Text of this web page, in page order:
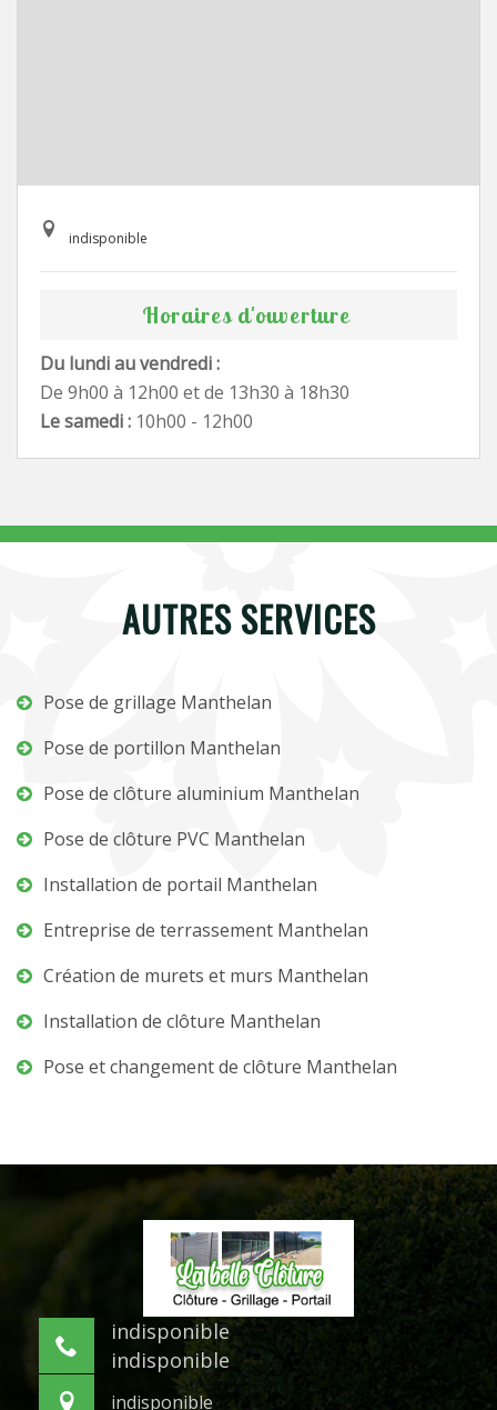
indisponible
Horaires d'ouverture
Du lundi au vendredi :
De 9h00 à 12h00 et de 13h30 à 18h30
Le samedi : 10h00 - 12h00
AUTRES SERVICES
Pose de grillage Manthelan
Pose de portillon Manthelan
Pose de clôture aluminium Manthelan
Pose de clôture PVC Manthelan
Installation de portail Manthelan
Entreprise de terrassement Manthelan
Création de murets et murs Manthelan
Installation de clôture Manthelan
Pose et changement de clôture Manthelan
indisponible
indisponible
indisponible